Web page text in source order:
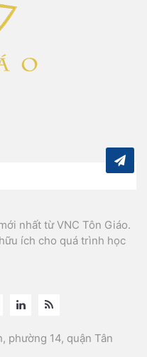
nhất từ VNC Tôn Giáo.
ích cho quá trình học
phường 14, quận Tân